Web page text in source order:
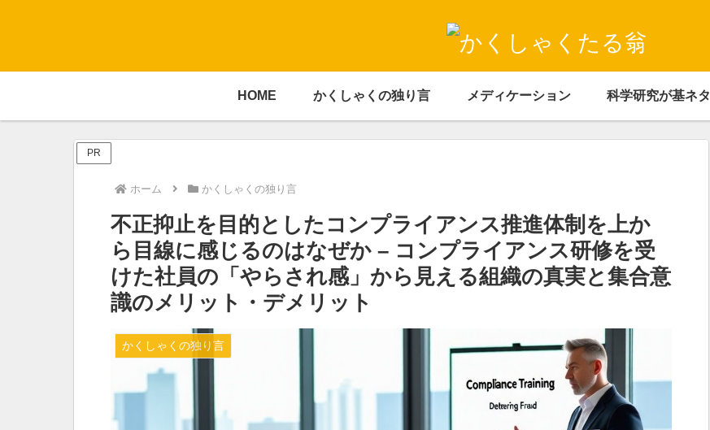
HOME かくしゃくの独り言 メディケーション 科学研究が基ネタ
PR
ホーム かくしゃくの独り言
不正抑止を目的としたコンプライアンス推進体制を上か
ら目線に感じるのはなぜか – コンプライアンス研修を受
けた社員の「やらされ感」から見える組織の真実と集合意
識のメリット・デメリット
かくしゃくの独り言